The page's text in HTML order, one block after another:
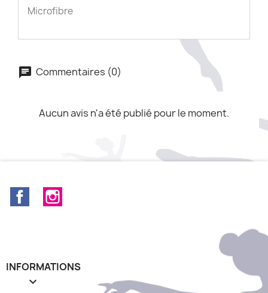
Microfibre
Commentaires (0)
Aucun avis n'a été publié pour le moment.
Facebook
INFORMATIONS
